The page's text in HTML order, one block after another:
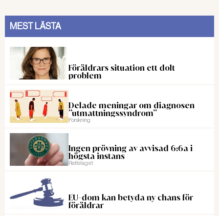
MEST LÄSTA
Föräldrars situation ett dolt
problem
Delade meningar om diagnosen
”utmattningssyndrom”
Forskning
Ingen prövning av avvisad 6:6a i
högsta instans
Rattslaget
EU-dom kan betyda ny chans för
föräldrar